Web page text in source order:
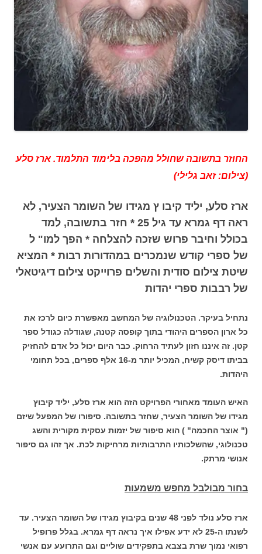
החוזר בתשובה שחולל מהפכה בלימוד התלמוד. ארז סלע
(צילום: זאב גלילי)
ארז סלע, יליד קיבו ץ מגידו של השומר הצעיר, לא
ראה דף גמרא עד גיל 25 * חזר בתשובה, למד
בכולל וחיבר פרוש שזכה להצלחה * הפך למו" ל
של ספרי קודש שנמכרים במהדורות רבות * המציא
שיטת צילום סודית והשלים פרוייקט צילום דיגיטאלי
של רבבות ספרי יהדות
נתחיל בעיקר. הטכנולוגיה של המחשב מאפשרת כיום לרכז את
כל ארון הספרים היהודי בתוך קופסה קטנה, שגודלה כגודל ספר
קטן. זה איננו חזון לעתיד הרחוק. כבר היום יכול כל אדם להחזיק
בביתו דיסק קשיח, המכיל יותר מ-16 אלף ספרים, בכל תחומי
היהדות.
האיש העומד מאחורי הפרויקט הזה הוא ארז סלע, יליד קיבוץ
מגידו של השומר הצעיר, שחזר בתשובה. סיפורו של המפעל שיזם
(" אוצר החכמה" ) הוא סיפור של יזמות עסקית מקורית והשג
טכנולוגי, שהשלכותיו התרבותיות מרחיקות לכת. אך זהו גם סיפור
אנושי מרתק.
בחור מבולבל מחפש משמעות
ארז סלע נולד לפני 48 שנים בקיבוץ מגידו של השומר הצעיר. עד
לשנתו ה-25 לא ידע אפילו איך נראה דף גמרא. בגלל פרופיל
רפואי נמוך שרת בצבא בתפקידים שוליים וגם התרועע עם אנשי